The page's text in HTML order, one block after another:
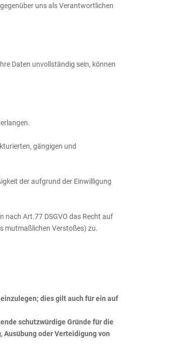
uns als Verantwortlichen
Daten unvollständig sein, können
gängigen und
der aufgrund der Einwilligung
nach Art.77 DSGVO das Recht auf
mutmaßlichen Verstoßes) zu.
dies gilt auch für ein auf
schutzwürdige Gründe für die
Ausübung oder Verteidigung von